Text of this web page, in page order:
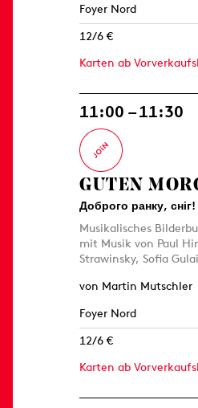
Foyer Nord
12/6 €
Karten ab
11:00 – 11:30
GUTEN
Доброго ранку, сніг!
Musikalisches
mit Musik von Paul
Strawinsky, Sofia
von Martin Mutschler
Foyer Nord
12/6 €
Karten ab